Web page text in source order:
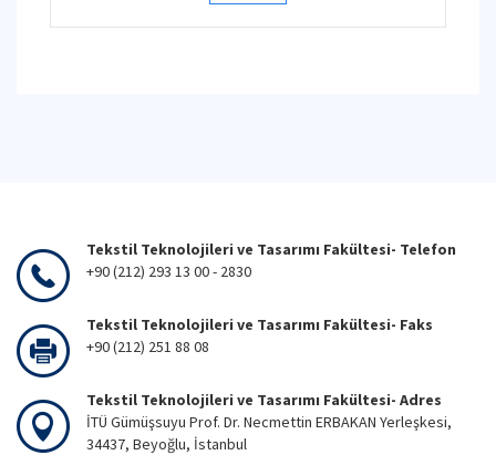
Tekstil Teknolojileri ve Tasarımı Fakültesi- Telefon
+90 (212) 293 13 00 - 2830
Tekstil Teknolojileri ve Tasarımı Fakültesi- Faks
+90 (212) 251 88 08
Tekstil Teknolojileri ve Tasarımı Fakültesi- Adres
İTÜ Gümüşsuyu Prof. Dr. Necmettin ERBAKAN Yerleşkesi,
34437, Beyoğlu, İstanbul